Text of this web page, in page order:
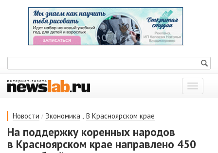
Показать
меню
Новости / Экономика , В Красноярском крае
На поддержку коренных народов
в Красноярском крае направлено 450